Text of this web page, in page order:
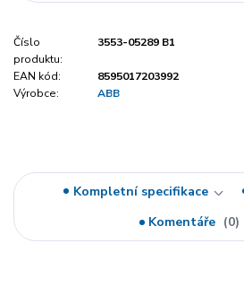
Číslo
produktu:
3553-05289 B1
EAN kód:
8595017203992
Výrobce:
ABB
Kompletní specifikace
Komentáře
0